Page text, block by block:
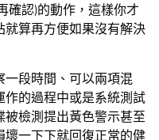
確認)的動作，這樣你才
就算再方便如果沒有解決
一段時間、可以兩項混
作的過程中或是系統測試
檢測提出黃色警示甚至
一下下就回復正常的健